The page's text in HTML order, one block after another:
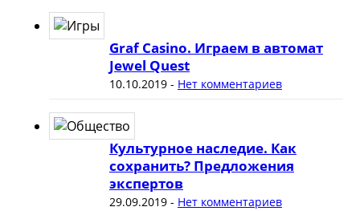
Graf Casino. Играем в автомат
Jewel Quest
10.10.2019- Нет комментариев
Культурное наследие. Как
сохранить? Предложения
экспертов
29.09.2019- Нет комментариев